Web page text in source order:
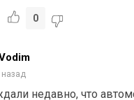
0
назад
недавно, что